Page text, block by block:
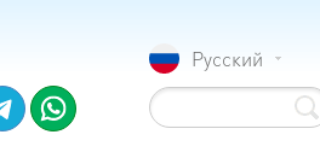
Русский